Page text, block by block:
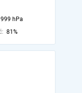
999 hPa
81%